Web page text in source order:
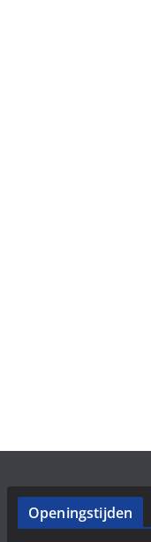
Openingstijden